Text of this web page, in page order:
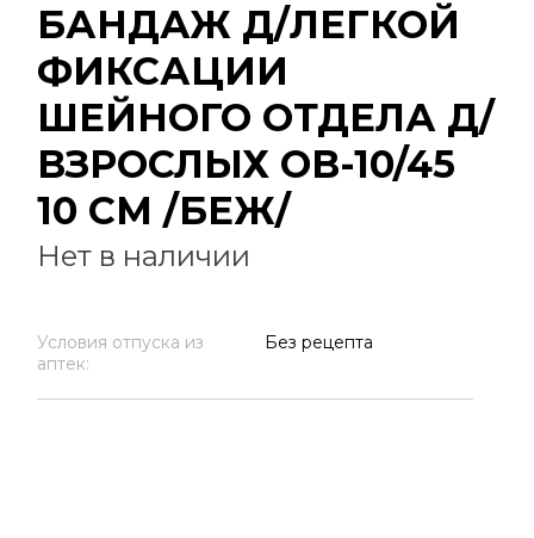
БАНДАЖ Д/ЛЕГКОЙ
ФИКСАЦИИ
ШЕЙНОГО ОТДЕЛА Д/
ВЗРОСЛЫХ ОВ-10/45
10 СМ /БЕЖ/
Нет в наличии
Условия отпуска из
аптек:
Без рецепта